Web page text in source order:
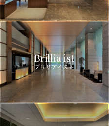
Brillia ist
ブリリアイスト